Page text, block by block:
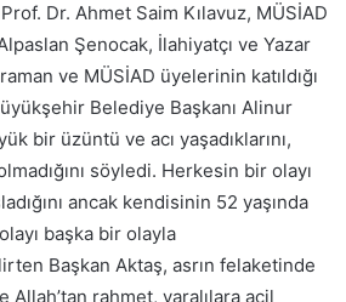
Dr. Ahmet Saim Kılavuz, MÜSİAD
Şenocak, İlahiyatçı ve Yazar
ve MÜSİAD üyelerinin katıldığı
Belediye Başkanı Alinur
bir üzüntü ve acı yaşadıklarını,
söyledi. Herkesin bir olayı
ancak kendisinin 52 yaşında
başka bir olayla
Başkan Aktaş, asrın felaketinde
Allah’tan rahmet, yaralılara acil